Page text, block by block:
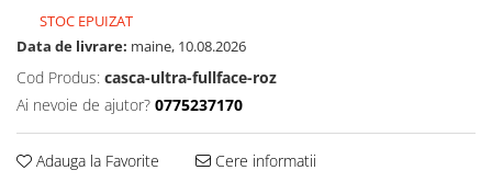
STOC EPUIZAT
Data de livrare: maine, 10.08.2026
Cod Produs: casca-ultra-fullface-roz
Ai nevoie de ajutor? 0775237170
Adauga la Favorite Cere informatii